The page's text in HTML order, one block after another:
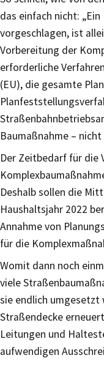
das einfach nicht:
vorgeschlagen, ist
Vorbereitung der
erforderliche
(EU), die gesamte
Baumaßnahme –
Der Zeitbedarf für die
Deshalb sollen die
Haushaltsjahr 2022
Annahme von
für die
Womit dann noch
viele
sie endlich umgesetzt
Straßendecke
Leitungen und
aufwendigen